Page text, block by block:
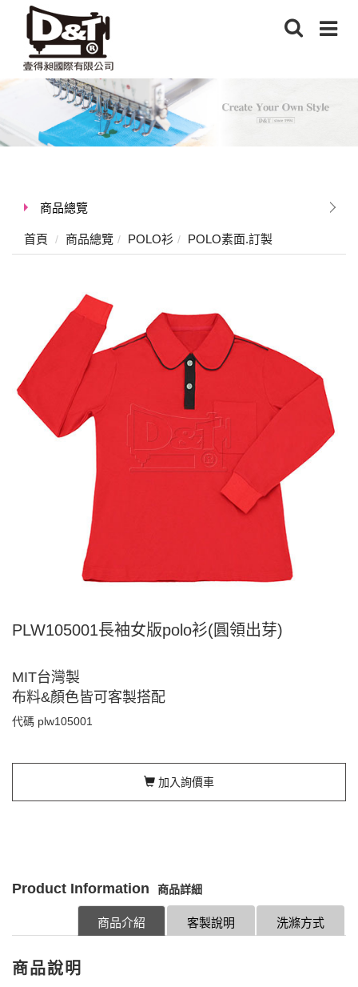
商品總覽
首頁 商品總覽 POLO衫 POLO素面.訂製
PLW105001長袖女版polo衫(圓領出芽)
MIT台灣製
布料&顏色皆可客製搭配
代碼 plw105001
加入詢價車
Product Information 商品詳細
洗滌方式
客製說明
商品介紹
商品說明